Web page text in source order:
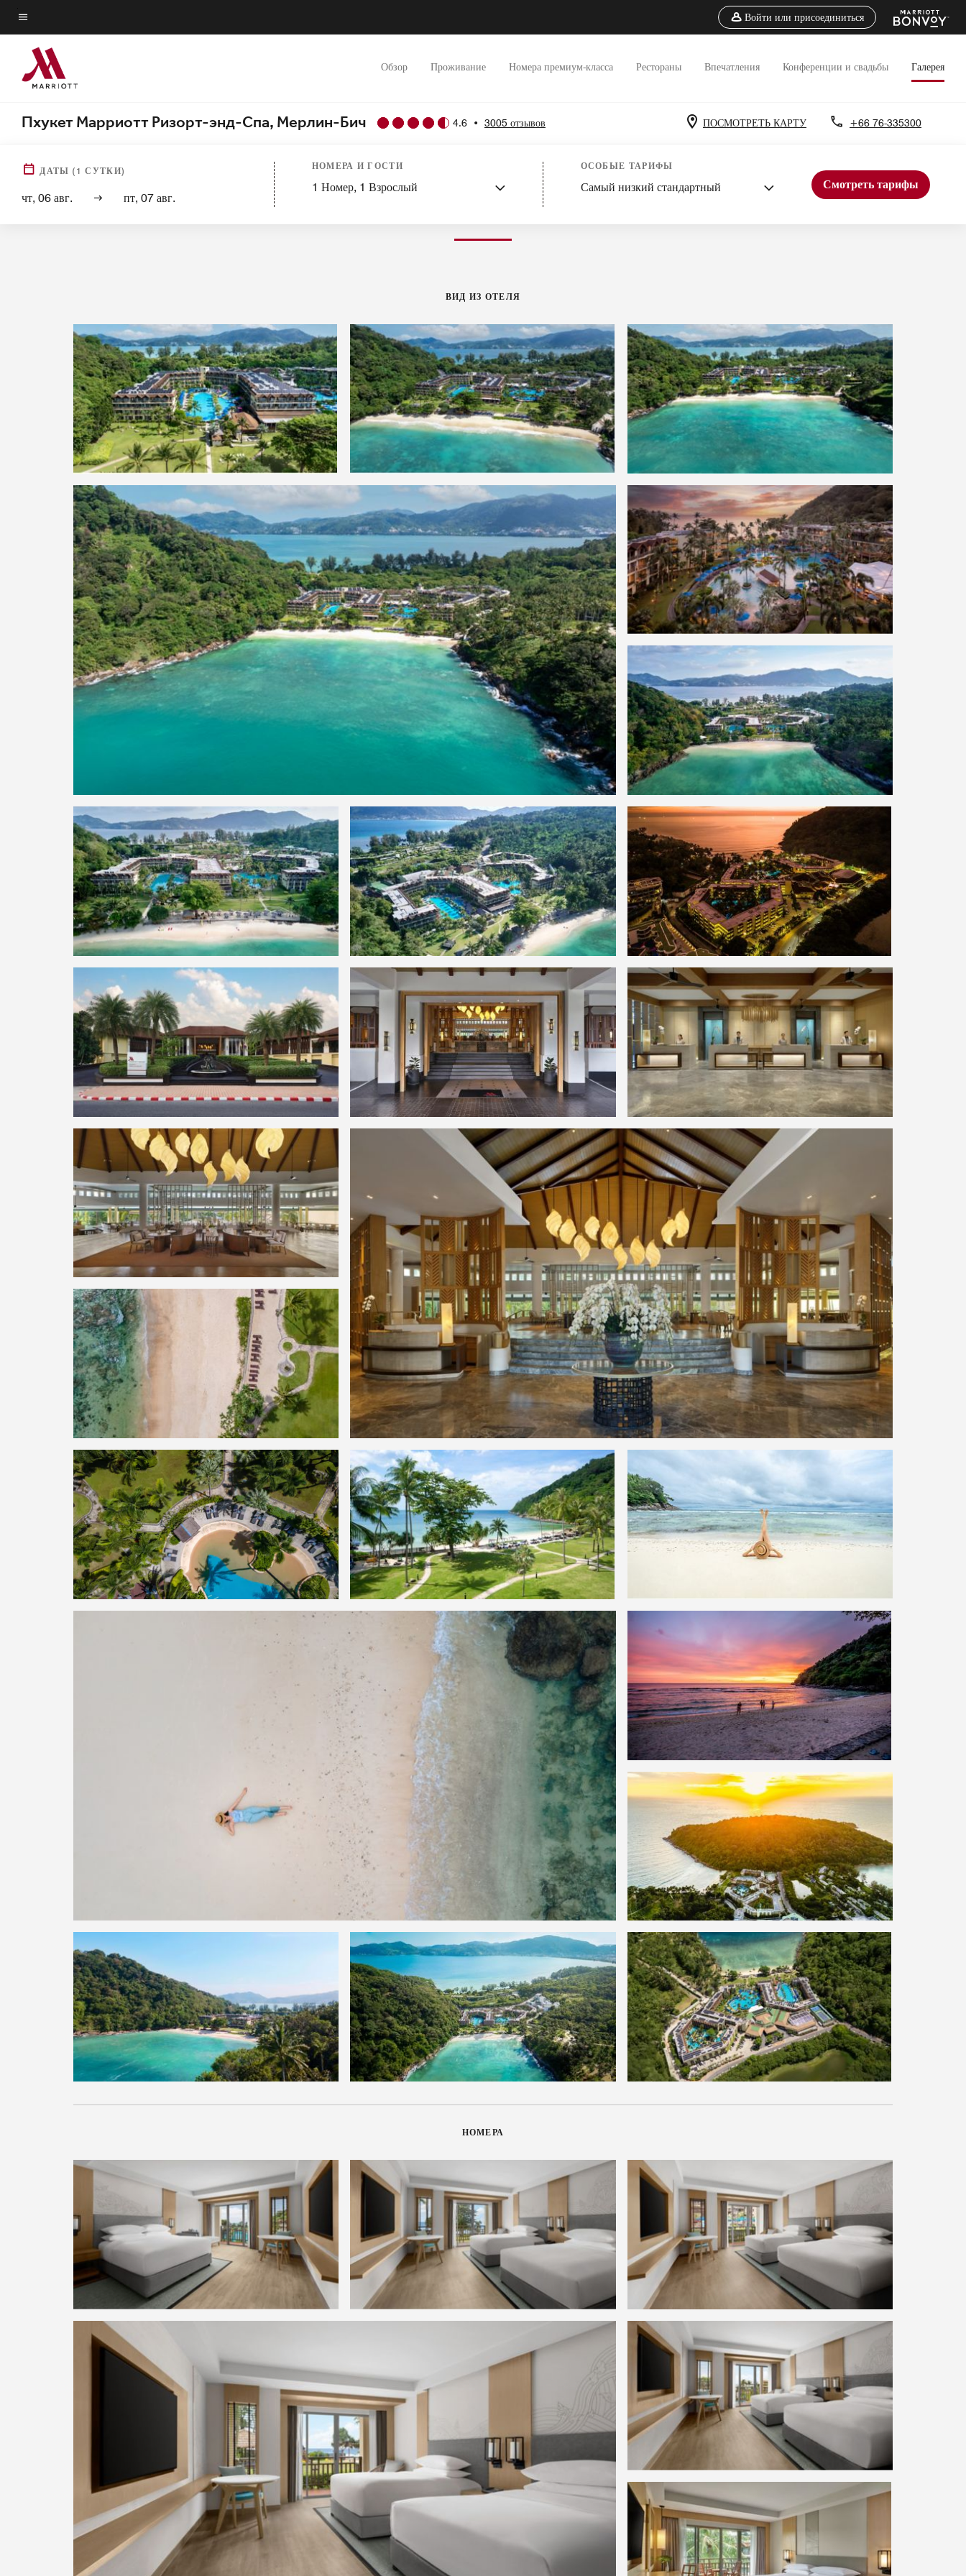
Skip
to
main
content
Текст меню
Войти или присоединиться
Обзор Проживание Номера премиум-класса Рестораны Впечатления Конференции и свадьбы Галерея
Пхукет Марриотт Ризорт-энд-Спа, Мерлин-Бич 4.6 • 3005 отзывов ПОСМОТРЕТЬ КАРТУ +66 76-335300
ДАТЫ ( 1 СУТКИ)
чт, 06 авг. пт, 07 авг.
НОМЕРА И ГОСТИ
1 Номер, 1 Взрослый
ОСОБЫЕ ТАРИФЫ
Самый низкий стандартный Смотреть тарифы
Номера ЛюксыУслугиОсобенностиРестораны Мероприятия СпаДостопримечательности
ВИД ИЗ ОТЕЛЯ
НОМЕРА